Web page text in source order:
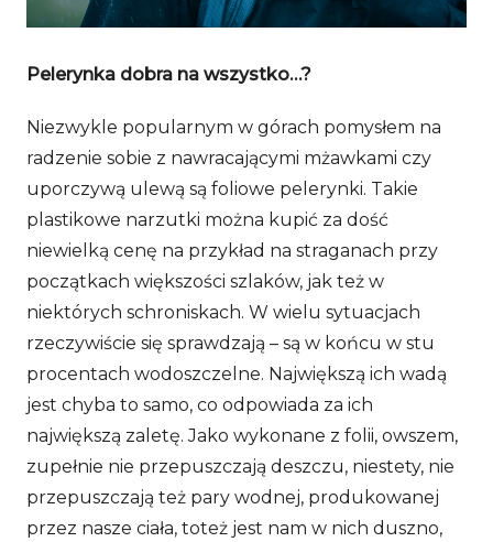
Pelerynka dobra na wszystko…?
Niezwykle popularnym w górach pomysłem na
radzenie sobie z nawracającymi mżawkami czy
uporczywą ulewą są foliowe pelerynki. Takie
plastikowe narzutki można kupić za dość
niewielką cenę na przykład na straganach przy
początkach większości szlaków, jak też w
niektórych schroniskach. W wielu sytuacjach
rzeczywiście się sprawdzają – są w końcu w stu
procentach wodoszczelne. Największą ich wadą
jest chyba to samo, co odpowiada za ich
największą zaletę. Jako wykonane z folii, owszem,
zupełnie nie przepuszczają deszczu, niestety, nie
przepuszczają też pary wodnej, produkowanej
przez nasze ciała, toteż jest nam w nich duszno,